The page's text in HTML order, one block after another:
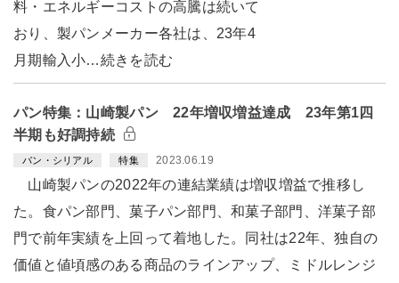
料・エネルギーコストの高騰は続いて
おり、製パンメーカー各社は、23年4
月期輸入小…続きを読む
パン特集：山崎製パン 22年増収増益達成 23年第1四
半期も好調持続
パン・シリアル 特集 2023.06.19
山崎製パンの2022年の連結業績は増収増益で推移し
た。食パン部門、菓子パン部門、和菓子部門、洋菓子部
門で前年実績を上回って着地した。同社は22年、独自の
価値と値頃感のある商品のラインアップ、ミドルレンジ